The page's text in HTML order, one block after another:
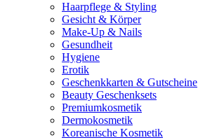
Haarpflege & Styling
Gesicht & Körper
Make-Up & Nails
Gesundheit
Hygiene
Erotik
Geschenkkarten & Gutscheine
Beauty Geschenksets
Premiumkosmetik
Dermokosmetik
Koreanische Kosmetik